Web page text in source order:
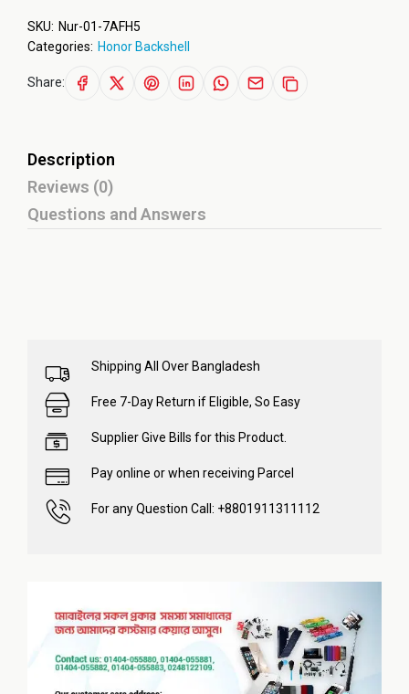
SKU: Nur-01-7AFH5
Categories: Honor Backshell
Share:
Description
Reviews (0)
Questions and Answers
Shipping All Over Bangladesh
Free 7-Day Return if Eligible, So Easy
Supplier Give Bills for this Product.
Pay online or when receiving Parcel
For any Question Call: +8801911311112